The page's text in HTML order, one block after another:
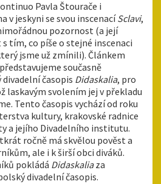
Pavla Štourače i
v jeskyni se svou inscenacíSclavi,
pozornost (a její
tím, co píše o stejné inscenaci
jsme už zmínili). Článkem
současně
časopis Didaskalia, pro
laskavým svolením jej v překladu
Tento časopis vychází od roku
kultury, krakovské radnice
a jejího Divadelního institutu.
ročně má skvělou pověst a
ale i k širší obci diváků.
pokládá Didaskaliaza
divadelní časopis.